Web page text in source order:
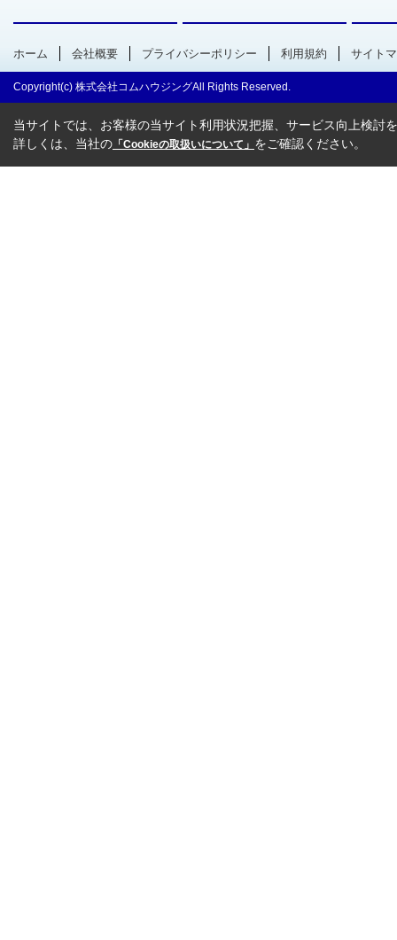
ホーム 会社概要 プライバシーポリシー 利用規約 サイト
Copyright(c) 株式会社コムハウジングAll Rights Reserved.
当サイトでは、お客様の当サイト利用状況把握、サービス向上検討
詳しくは、当社の 「Cookieの取扱いについて」 をご確認ください。